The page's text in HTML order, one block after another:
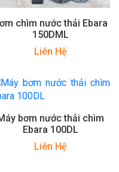
chìm nước thải Ebara
150DML
Liên Hệ
bơm nước thải chìm
Ebara 100DL
Liên Hệ